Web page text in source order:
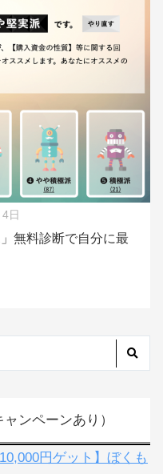
日
無料診断で自分に最
ンペーンあり）
円ゲット】ぼくも